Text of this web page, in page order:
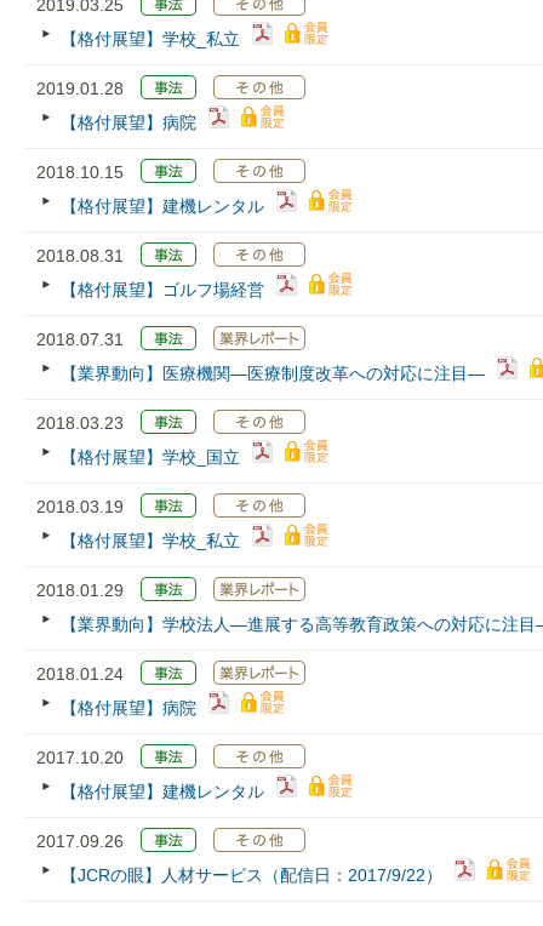
2019.03.25
【格付展望】学校_私立
2019.01.28
【格付展望】病院
2018.10.15
【格付展望】建機レンタル
2018.08.31
【格付展望】ゴルフ場経営
2018.07.31
【業界動向】医療機関―医療制度改革への対応に注目―
2018.03.23
【格付展望】学校_国立
2018.03.19
【格付展望】学校_私立
2018.01.29
【業界動向】学校法人―進展する高等教育政策への対応に注
2018.01.24
【格付展望】病院
2017.10.20
【格付展望】建機レンタル
2017.09.26
【JCRの眼】人材サービス（配信日：2017/9/22）